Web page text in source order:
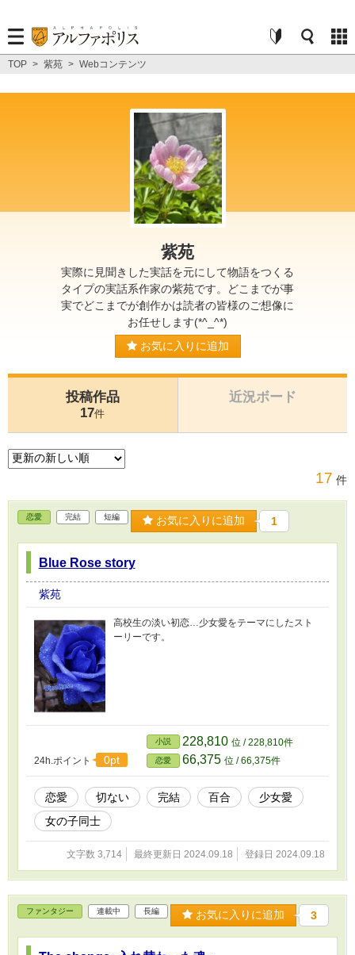
TOP > 紫苑 > Webコンテンツ
紫苑
実際に見聞きした実話を元にして物語をつくる
タイプの実話系作家の紫苑です。どこまでが事
実でどこまでが創作かは読者の皆様のご想像に
お任せします(*^_^*)
お気に入りに追加
投稿作品
17件
近況ボード
17 件
恋愛 完結 短編 お気に入りに追加 1
Blue Rose story
紫苑
高校生の淡い初恋…少女愛をテーマにしたスト
ーリーです。
24h.ポイント 0pt
小説 228,810 位 / 228,810件
恋愛 66,375 位 / 66,375件
恋愛 切ない 完結 百合
少女愛
女の子同士
文字数 3,714 最終更新日 2024.09.18 登録日 2024.09.18
ファンタジー 連載中 長編 お気に入りに追加 3